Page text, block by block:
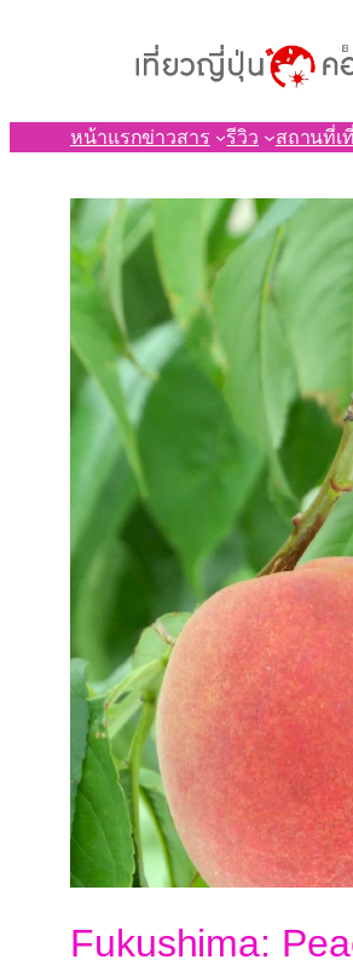
หน้าแรกข่าวสาร รีวิว สถานที่เ
Fukushima: